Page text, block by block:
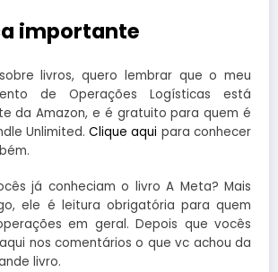
importante
livros, quero lembrar que o meu
de Operações Logísticas está
da Amazon, e é gratuito para quem é
Unlimited.Clique aqui para conhecer
já conheciam o livro A Meta? Mais
ele é leitura obrigatória para quem
em geral. Depois que vocês
nos comentários o que vc achou da
livro.